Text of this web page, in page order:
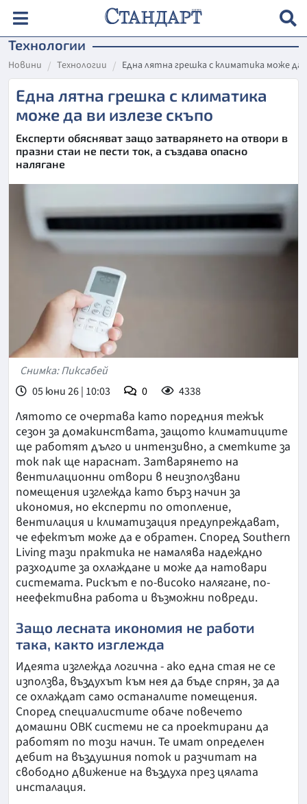
Технологии
Новини Технологии Една лятна грешка с климатика може да
Една лятна грешка с климатика
може да ви излезе скъпо
Експерти обясняват защо затварянето на отвори в
празни стаи не пести ток, а създава опасно
налягане
Снимка: Пиксабей
05 юни 26 | 10:03
0 4338
Лятото се очертава като поредния тежък
сезон за домакинствата, защото климатиците
ще работят дълго и интензивно, а сметките за
ток пак ще нараснат. Затварянето на
вентилационни отвори в неизползвани
помещения изглежда като бърз начин за
икономия, но експерти по отопление,
вентилация и климатизация предупреждават,
че ефектът може да е обратен. Според Southern
Living тази практика не намалява надеждно
разходите за охлаждане и може да натовари
системата. Рискът е по-високо налягане, по-
неефективна работа и възможни повреди.
Защо лесната икономия не работи
така, както изглежда
Идеята изглежда логична - ако една стая не се
използва, въздухът към нея да бъде спрян, за да
се охлаждат само останалите помещения.
Според специалистите обаче повечето
домашни ОВК системи не са проектирани да
работят по този начин. Те имат определен
дебит на въздушния поток и разчитат на
свободно движение на въздуха през цялата
инсталация.